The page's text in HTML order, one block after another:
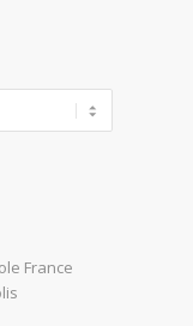
France